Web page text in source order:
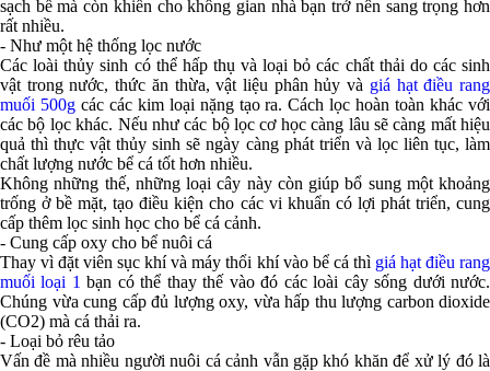
sạch bể mà còn khiến cho không gian nhà bạn trở nên sang trọng hơn
rất nhiều.
- Như một hệ thống lọc nước
Các loài thủy sinh có thể hấp thụ và loại bỏ các chất thải do các sinh
vật trong nước, thức ăn thừa, vật liệu phân hủy và giá hạt điều rang
muối 500gcác các kim loại nặng tạo ra. Cách lọc hoàn toàn khác với
các bộ lọc khác. Nếu như các bộ lọc cơ học càng lâu sẽ càng mất hiệu
quả thì thực vật thủy sinh sẽ ngày càng phát triển và lọc liên tục, làm
chất lượng nước bể cá tốt hơn nhiều.
Không những thế, những loại cây này còn giúp bổ sung một khoảng
trống ở bề mặt, tạo điều kiện cho các vi khuẩn có lợi phát triển, cung
cấp thêm lọc sinh học cho bể cá cảnh.
- Cung cấp oxy cho bể nuôi cá
Thay vì đặt viên sục khí và máy thổi khí vào bể cá thì giá hạt điều rang
muối loại 1 bạn có thể thay thế vào đó các loài cây sống dưới nước.
Chúng vừa cung cấp đủ lượng oxy, vừa hấp thu lượng carbon dioxide
(CO2) mà cá thải ra.
- Loại bỏ rêu tảo
Vấn đề mà nhiều người nuôi cá cảnh vẫn gặp khó khăn để xử lý đó là